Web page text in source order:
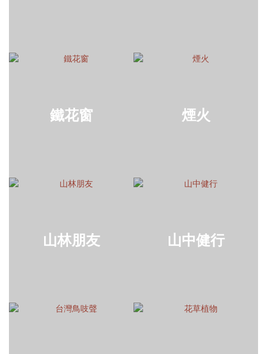
鐵花窗 煙火
山林朋友 山中健行